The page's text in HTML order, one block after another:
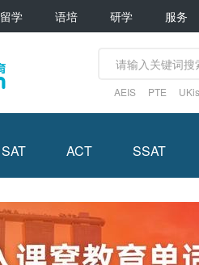
留学 语培 研学 服务
AEIS PTE
SAT ACT SSAT